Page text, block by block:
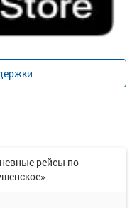
рейсы по